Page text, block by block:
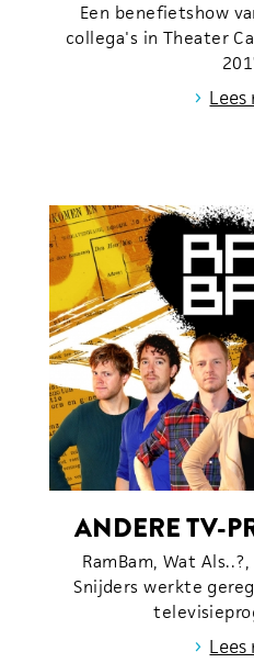
Een benefietshow
collega's in Theater
› Lees
ANDERE TV-
RamBam, Wat
Snijders werkte
› Lees